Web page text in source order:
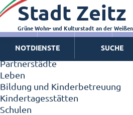
Zeitz - Die Kleinstadt
Willkommen in Zeitz!
Interview mit
Zeitz - Stadt der Zukunft
Ortschaften
Partnerstädte
Leben
Bildung und Kinderbetreuung
Kindertagesstätten
Schulen
Stadt Zeitz
Grüne Wohn- und Kulturstadt an der
NOTDIENSTE SUCHE